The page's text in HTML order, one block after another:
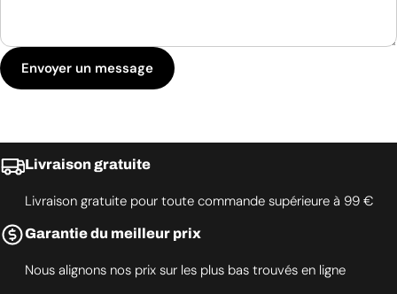
Envoyer un message
Livraison gratuite
Livraison gratuite pour toute commande supérieure à 99 €
Garantie du meilleur prix
Nous alignons nos prix sur les plus bas trouvés en ligne